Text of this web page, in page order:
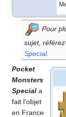
Pour
sujet,
Special.
Pocket
Monsters
Special a
fait l'objet
en France